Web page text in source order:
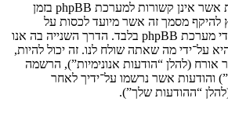
אנו יכולים גם ליצור עוגיות אשר אינן קשורות למערכת phpBB בזמן
להיקף מסמך זה אשר מיועד לכסות על
העמודים אשר נוצרו על־ידי מערכת phpBB בלבד. הדרך השנייה בה אנו
על־ידי מה שאתה שולח לנו. זה יכול להיות,
אורח (להלן “הודעות אנונימיות”), הרשמה
והודעות אשר נרשמו על־ידיך לאחר
“ההודעות שלך”).